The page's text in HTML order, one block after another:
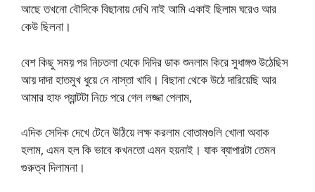
আছে তখনো বৌদিকে বিছানায় দেখি নাই আমি একাই ছিলাম ঘরেও আর
কেউ ছিলনা।
বেশ কিছু সময় পর নিচতলা থেকে দিদির ডাক শুনলাম কিরে সুধাঙ্গশু উঠেছিস
আয় দাদা হাতমুখ ধুয়ে নে নাস্তা খাবি। বিছানা থেকে উঠে দারিয়েছি আর
আমার হাফ প্যান্টটা নিচে পরে গেল লজ্জা পেলাম,
এদিক সেদিক দেখে টেনে উঠিয়ে লক্ষ করলাম বোতামগুলি খোলা অবাক
হলাম, এমন হল কি ভাবে কখনতো এমন হয়নাই। যাক ব্যাপারটা তেমন
গুরুত্ব দিলামনা।